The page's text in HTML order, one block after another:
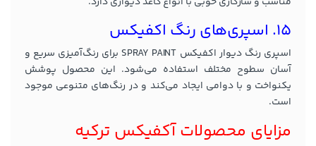
15. اسپری‌های رنگ اکفیکس
اسپری رنگ دیوار اکفیکس SPRAY PAINT برای رنگ‌آمیزی سریع و
آسان سطوح مختلف استفاده می‌شود. این محصول پوشش
یکنواخت و با دوامی ایجاد می‌کند و در رنگ‌های متنوعی موجود
است.
مزایای محصولات آکفیکس ترکیه